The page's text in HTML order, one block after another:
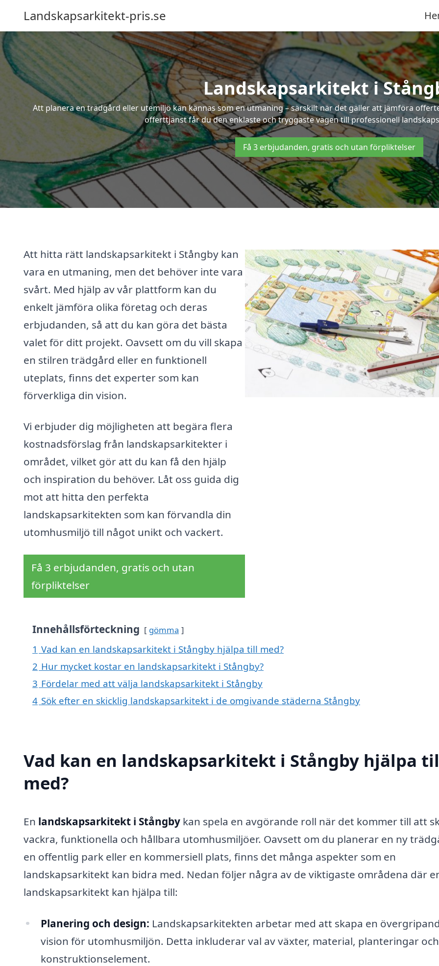
Landskapsarkitekt-pris.se
Landskapsarkitekt i
Att planera en trädgård eller utemiljö kan kännas som en utmaning – särskilt när det gäller att jämföra
offerttjänst får du den enklaste och tryggaste vägen till professionell
Få 3 erbjudanden, gratis och utan förpliktelser
Att hitta rätt landskapsarkitekt i Stångby kan
vara en utmaning, men det behöver inte vara
svårt. Med hjälp av vår plattform kan du
enkelt jämföra olika företag och deras
erbjudanden, så att du kan göra det bästa
valet för ditt projekt. Oavsett om du vill skapa
en stilren trädgård eller en funktionell
uteplats, finns det experter som kan
förverkliga din vision.
Vi erbjuder dig möjligheten att begära flera
kostnadsförslag från landskapsarkitekter i
området, vilket gör att du kan få den hjälp
och inspiration du behöver. Låt oss guida dig
mot att hitta den perfekta
landskapsarkitekten som kan förvandla din
utomhusmiljö till något unikt och vackert.
Få 3 erbjudanden, gratis och utan
förpliktelser
Innehållsförteckning gömma
1 Vad kan en landskapsarkitekt i Stångby hjälpa till med?
2 Hur mycket kostar en landskapsarkitekt i Stångby?
3 Fördelar med att välja landskapsarkitekt i Stångby
4 Sök efter en skicklig landskapsarkitekt i de omgivande städerna Stångby
Vad kan en landskapsarkitekt i Stångby hjälpa
med?
En landskapsarkitekt i Stångby kan spela en avgörande roll när det kommer till att
vackra, funktionella och hållbara utomhusmiljöer. Oavsett om du planerar en ny
en offentlig park eller en kommersiell plats, finns det många aspekter som en
landskapsarkitekt kan bidra med. Nedan följer några av de viktigaste områdena där
landskapsarkitekt kan hjälpa till:
Planering och design: Landskapsarkitekten arbetar med att skapa en
vision för utomhusmiljön. Detta inkluderar val av växter, material, planteringar och
konstruktionselement.